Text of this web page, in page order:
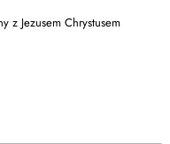
z Jezusem Chrystusem